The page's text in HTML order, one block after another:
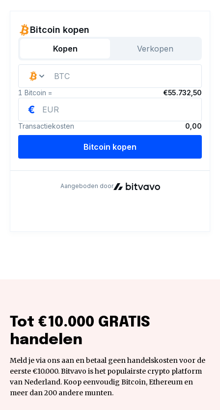
Tot €10.000 GRATIS
handelen
Meld je via ons aan en betaal geen handelskosten voor de
eerste €10.000. Bitvavo is het populairste crypto platform
van Nederland. Koop eenvoudig Bitcoin, Ethereum en
meer dan 200 andere munten.